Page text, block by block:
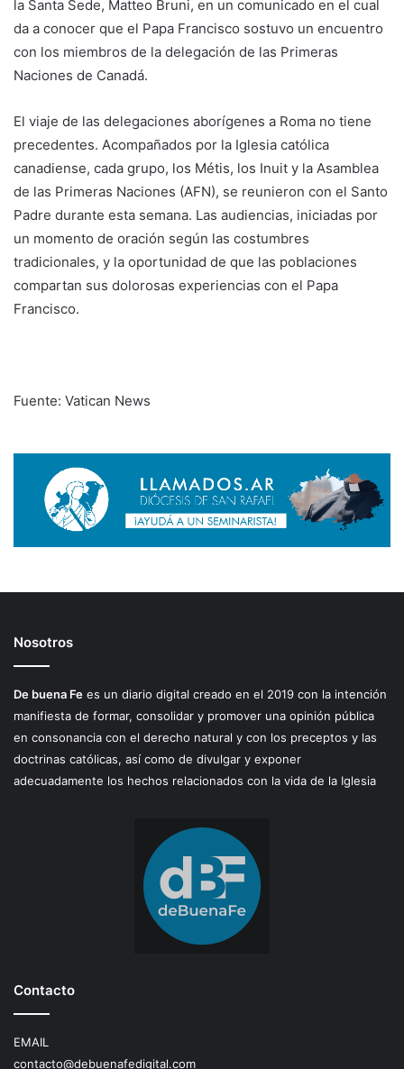
la Santa Sede, Matteo Bruni, en un comunicado en el cual
da a conocer que el Papa Francisco sostuvo un encuentro
con los miembros de la delegación de las Primeras
Naciones de Canadá.
El viaje de las delegaciones aborígenes a Roma no tiene
precedentes. Acompañados por la Iglesia católica
canadiense, cada grupo, los Métis, los Inuit y la Asamblea
de las Primeras Naciones (AFN), se reunieron con el Santo
Padre durante esta semana. Las audiencias, iniciadas por
un momento de oración según las costumbres
tradicionales, y la oportunidad de que las poblaciones
compartan sus dolorosas experiencias con el Papa
Francisco.
Fuente: Vatican News
Nosotros
De buena Fe es un diario digital creado en el 2019 con la intención
manifiesta de formar, consolidar y promover una opinión pública
en consonancia con el derecho natural y con los preceptos y las
doctrinas católicas, así como de divulgar y exponer
adecuadamente los hechos relacionados con la vida de la Iglesia
Contacto
EMAIL
contacto@debuenafedigital.com